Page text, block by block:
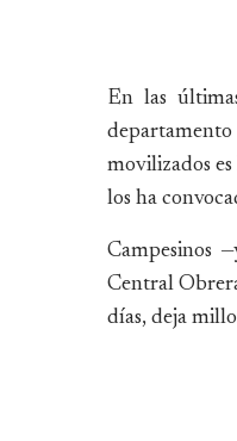
En las
movilizados
los ha
Campesinos
Central
días, deja